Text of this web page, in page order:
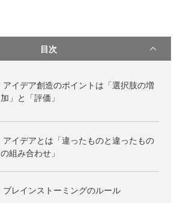
目次
アイデア創造のポイントは「選択肢の増
加」と「評価」
アイデアとは「違ったものと違ったもの
の組み合わせ」
ブレインストーミングのルール